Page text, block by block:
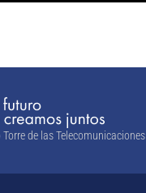
de las Telecomunicaciones